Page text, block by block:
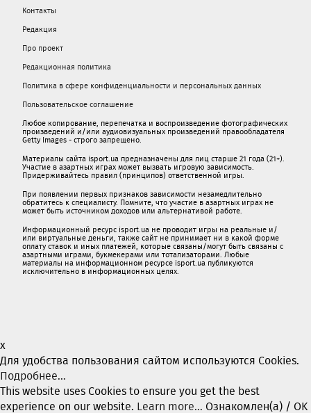
Контакты
Редакция
Про проект
Редакционная политика
Политика в сфере конфиденциальности и персональных данных
Пользовательское соглашение
Любое копирование, перепечатка и воспроизведение фотографических
произведений и/или аудиовизуальных произведений правообладателя
Getty Images - строго запрещено.
Материалы сайта isport.ua предназначены для лиц старше 21 года (21+).
Участие в азартных играх может вызвать игровую зависимость.
Придерживайтесь правил (принципов) ответственной игры.
При появлении первых признаков зависимости незамедлительно
обратитесь к специалисту. Помните, что участие в азартных играх не
может быть источником доходов или альтернативой работе.
Информационный ресурс isport.ua не проводит игры на реальные и/
или виртуальные деньги, также сайт не принимает ни в какой форме
oплaту ставок и иных платежей, которые связаны/могут быть связаны c
азартными игрaми, букмекерами или тотализаторами. Любые
материалы на информационном ресурсе isport.ua публикуютcя
исключительно в информационных целях.
x
Для удобства пользования сайтом используются Cookies.
Подробнее...
This website uses Cookies to ensure you get the best
experience on our website. Learn more... Ознакомлен(а) / OK